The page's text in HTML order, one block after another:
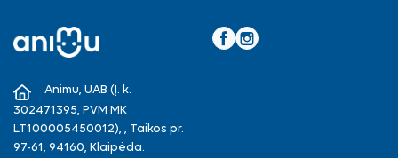
Animu, UAB (Į. k.
302471395, PVM MK
LT100005450012), , Taikos pr.
97-61, 94160, Klaipėda.